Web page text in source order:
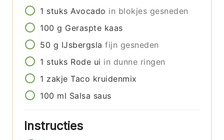
1 stuks Avocado in blokjes gesneden
100 g Geraspte kaas
50 g IJsbergsla fijn gesneden
1 stuks Rode ui in dunne ringen
1 zakje Taco kruidenmix
100 ml Salsa saus
Instructies